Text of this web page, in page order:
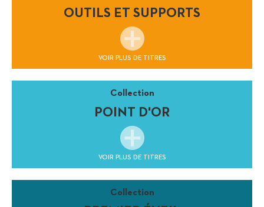
OUTILS ET SUPPORTS
VOIR PLUS DE TITRES
Collection
POINT D'OR
VOIR PLUS DE TITRES
Collection